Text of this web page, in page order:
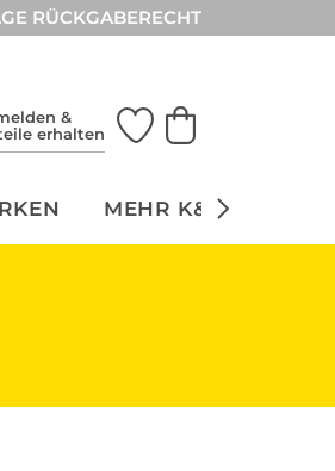
RÜCKGABERECHT
&
erhalten
MEHR K&Ö